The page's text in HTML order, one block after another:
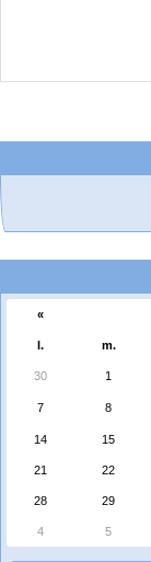
«
l. m.
30 1
7 8
14 15
21 22
28 29
4 5